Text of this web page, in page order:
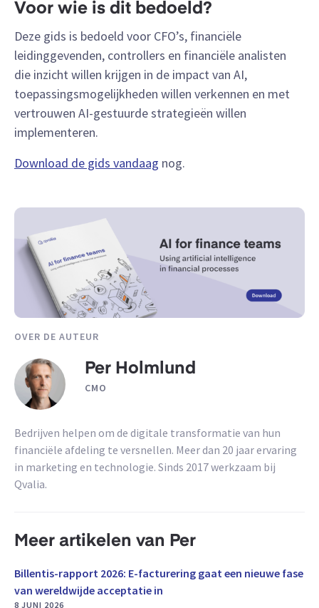
Voor wie is dit bedoeld?
Deze gids is bedoeld voor CFO’s, financiële
leidinggevenden, controllers en financiële analisten
die inzicht willen krijgen in de impact van AI,
toepassingsmogelijkheden willen verkennen en met
vertrouwen AI-gestuurde strategieën willen
implementeren.
Download de gids vandaag nog.
OVER DE AUTEUR
Per Holmlund
CMO
Bedrijven helpen om de digitale transformatie van hun
financiële afdeling te versnellen. Meer dan 20 jaar ervaring
in marketing en technologie. Sinds 2017 werkzaam bij
Qvalia.
Meer artikelen van Per
Billentis-rapport 2026: E-facturering gaat een nieuwe fase
van wereldwijde acceptatie in
8 JUNI 2026